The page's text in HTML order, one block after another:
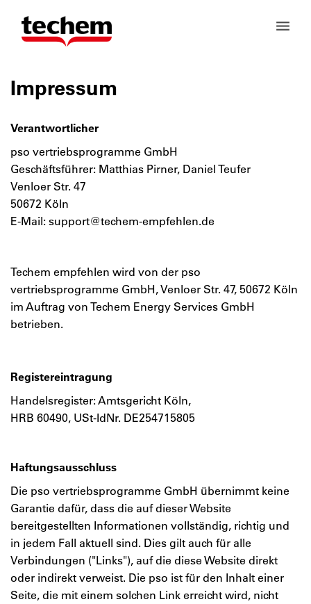
Impressum
Verantwortlicher
pso vertriebsprogramme GmbH
Geschäftsführer: Matthias Pirner, Daniel Teufer
Venloer Str. 47
50672 Köln
E-Mail: support@techem-empfehlen.de
Techem empfehlen wird von der pso
vertriebsprogramme GmbH, Venloer Str. 47, 50672 Köln
im Auftrag von Techem Energy Services GmbH
betrieben.
Registereintragung
Handelsregister: Amtsgericht Köln,
HRB 60490, USt-IdNr. DE254715805
Haftungsausschluss
Die pso vertriebsprogramme GmbH übernimmt keine
Garantie dafür, dass die auf dieser Website
bereitgestellten Informationen vollständig, richtig und
in jedem Fall aktuell sind. Dies gilt auch für alle
Verbindungen ("Links"), auf die diese Website direkt
oder indirekt verweist. Die pso ist für den Inhalt einer
Seite, die mit einem solchen Link erreicht wird, nicht